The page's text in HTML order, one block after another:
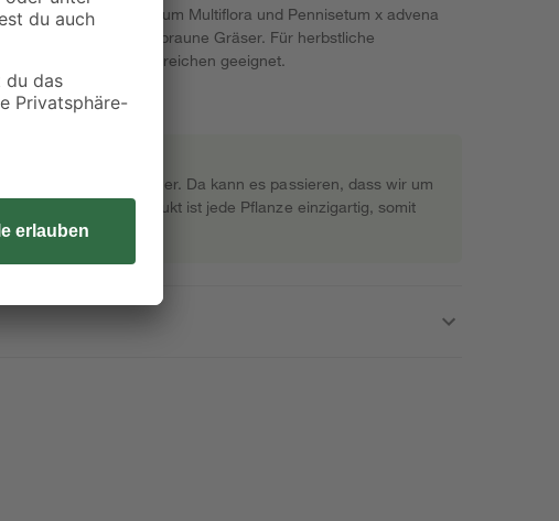
aus Chrysanthemum Multiflora und Pennisetum x advena
auf auffällige, rotbraune Gräser. Für herbstliche
oder Eingangsbereichen geeignet.
direkt beim Gärtner. Da kann es passieren, dass wir um
Als Naturprodukt ist jede Pflanze einzigartig, somit